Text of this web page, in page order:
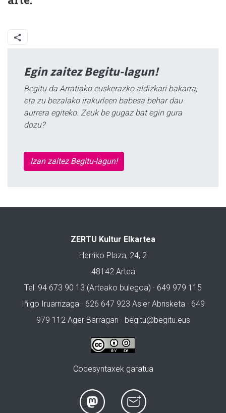
Egin zaitez Begitu-lagun!
Begitu da Arratiako euskerazko aldizkari bakarra,
eta zu bezalako irakurleen babesa behar dau
aurrera egiteko. Zeuk be gugaz bat egin gura
dozu?
Izan zaitez Begitu-lagun!
ZERTU Kultur Elkartea
Herriko Plaza, 24, 2
48142 Artea
Tel: 94 673 90 13 (Arteako bulegoa) · 649 979 115
Iñigo Iruarrizaga · 626 647 923 Asier Abrisketa · 649
979 112 Ager Barragan · begitu@begitu.eus
Codesyntaxek garatua